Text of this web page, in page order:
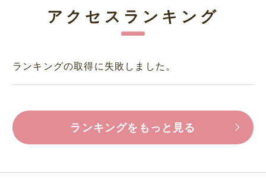
アクセスランキング
ランキングの取得に失敗しました。
ランキングをもっと見る